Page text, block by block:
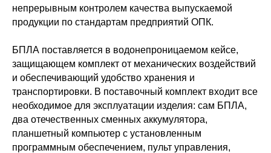
непрерывным контролем качества выпускаемой
продукции по стандартам предприятий ОПК.
БПЛА поставляется в водонепроницаемом кейсе,
защищающем комплект от механических воздействий
и обеспечивающий удобство хранения и
транспортировки. В поставочный комплект входит все
необходимое для эксплуатации изделия: сам БПЛА,
два отечественных сменных аккумулятора,
планшетный компьютер с установленным
программным обеспечением, пульт управления,